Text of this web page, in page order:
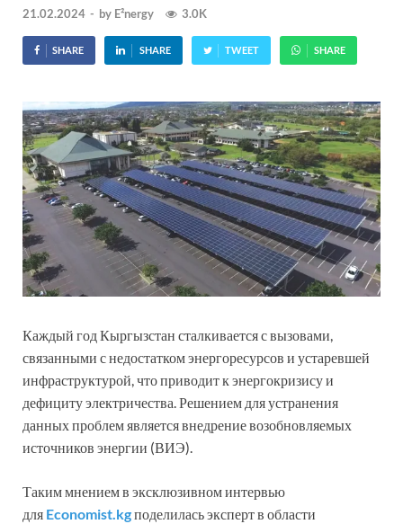
21.02.2024 - by E²nergy 3.0K
SHARE SHARE TWEET SHARE
Каждый год Кыргызстан сталкивается с вызовами,
связанными с недостатком энергоресурсов и устаревшей
инфраструктурой, что приводит к энергокризису и
дефициту электричества. Решением для устранения
данных проблем является внедрение возобновляемых
источников энергии (ВИЭ).
Таким мнением в эксклюзивном интервью
для Economist.kgподелилась эксперт в области